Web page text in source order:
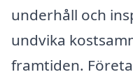
underhåll och
undvika
framtiden.